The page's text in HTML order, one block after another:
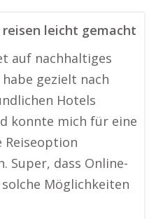
leicht gemacht
auf nachhaltiges
habe gezielt nach
Hotels
konnte mich für eine
Reiseoption
Super, dass Online-
Möglichkeiten